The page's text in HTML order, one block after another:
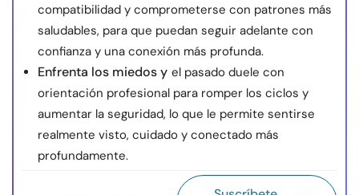
compatibilidad y comprometerse con patrones más
saludables, para que puedan seguir adelante con
confianza y una conexión más profunda.
Enfrenta los miedos y el pasado duele con
orientación profesional para romper los ciclos y
aumentar la seguridad, lo que le permite sentirse
realmente visto, cuidado y conectado más
profundamente.